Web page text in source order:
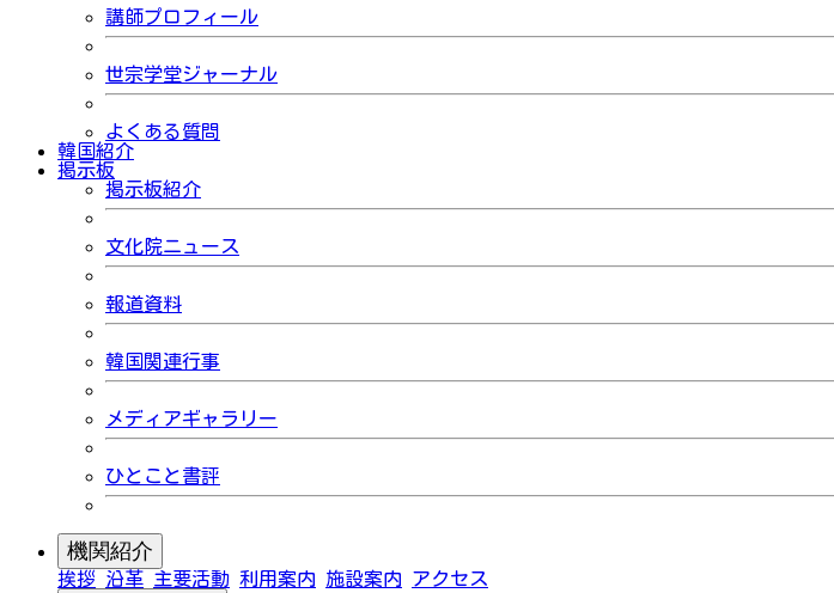
講師プロフィール
世宗学堂ジャーナル
よくある質問
韓国紹介
掲示板
掲示板紹介
文化院ニュース
報道資料
韓国関連行事
メディアギャラリー
ひとこと書評
機関紹介
挨拶 沿革 主要活動 利用案内 施設案内 アクセス